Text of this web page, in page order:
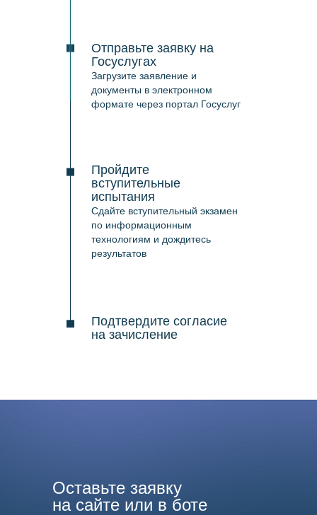
Отправьте заявку на
Госуслугах
Загрузите заявление и
документы в электронном
формате через портал Госуслуг
Пройдите
вступительные
испытания
Сдайте вступительный экзамен
по информационным
технологиям и дождитесь
результатов
Подтвердите согласие
на зачисление
Оставьте заявку
на сайте или в боте